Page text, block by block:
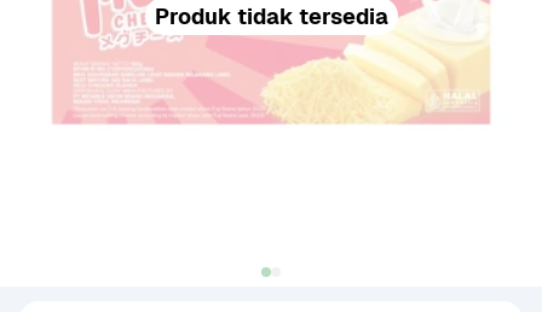
Produk tidak tersedia